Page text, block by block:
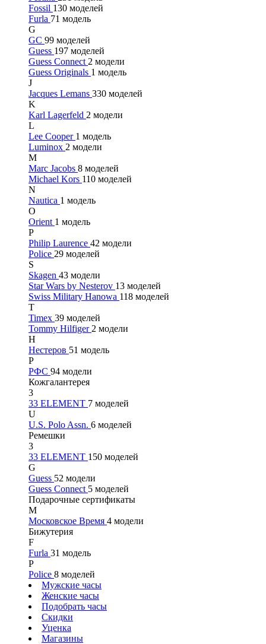
Fossil 130 моделей
Furla 71 модель
G
GC 99 моделей
Guess 197 моделей
Guess Connect 2 модели
Guess Originals 1 модель
J
Jacques Lemans 330 моделей
K
Karl Lagerfeld 2 модели
L
Lee Cooper 1 модель
Luminox 2 модели
M
Marc Jacobs 8 моделей
Michael Kors 110 моделей
N
Nautica 1 модель
O
Orient 1 модель
P
Philip Laurence 42 модели
Police 29 моделей
S
Skagen 43 модели
Star Wars by Nesterov 13 моделей
Swiss Military Hanowa 118 моделей
T
Timex 39 моделей
Tommy Hilfiger 2 модели
Н
Нестеров 51 модель
Р
РФС 94 модели
Кожгалантерея
3
33 ELEMENT 7 моделей
U
U.S. Polo Assn. 6 моделей
Ремешки
3
33 ELEMENT 150 моделей
G
Guess 52 модели
Guess Connect 5 моделей
Подарочные сертификаты
М
Московское Время 4 модели
Бижутерия
F
Furla 31 модель
P
Police 8 моделей
Мужские часы
Женские часы
Подобрать часы
Скидки
Уценка
Магазины